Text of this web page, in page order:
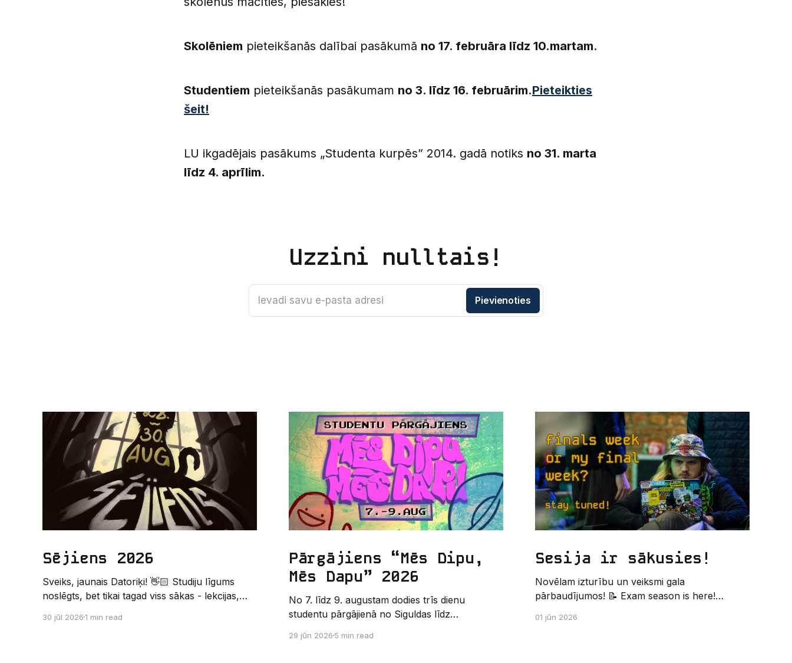
Skolēniem pieteikšanās dalībai pasākumā no 17. februāra līdz 10.martam.
Studentiem pieteikšanās pasākumam no 3. līdz 16. februārim.Pieteikties
šeit!
LU ikgadējais pasākums „Studenta kurpēs” 2014. gadā notiks no 31. marta
līdz 4. aprīlim.
Uzzini nulltais!
Ievadi savu e-pasta adresi Pievienoties
Sējiens 2026
Sveiks, jaunais Datoriķi! 👋🏻 Studiju līgums
noslēgts, bet tikai tagad viss sākas - lekcijas,
neaizmirstami piedzīvojumi. Un kas gan būtu
30 jūl 20261 min read
Pārgājiens “Mēs Dipu,
Mēs Dapu” 2026
No 7. līdz 9. augustam dodies trīs dienu
studentu pārgājienā no Siguldas līdz
bet gan kopīgs vasaras piedzīvojums dabā.
29 jūn 20265 min read
Sesija ir sākusies!
Novēlam izturību un veiksmi gala
pārbaudījumos! 📝 Exam season is here!
final exams! ✍️ – Datorikas studējošo
01 jūn 2026